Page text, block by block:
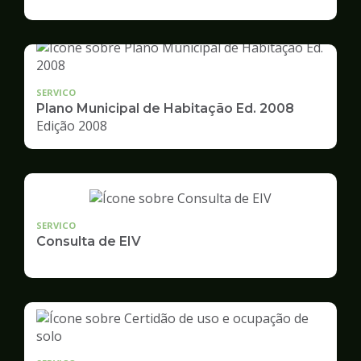
Desenvolvimento
Urbano
SERVICO
Plano Municipal de Habitação Ed. 2008
Edição 2008
SERVICO
Consulta de EIV